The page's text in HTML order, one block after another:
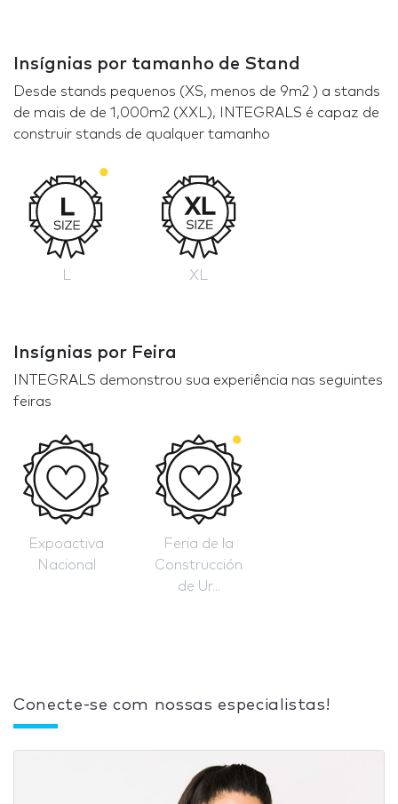
Insígnias por tamanho de Stand
Desde stands pequenos (XS, menos de 9m2 ) a stands
de mais de de 1,000m2 (XXL), INTEGRALS é capaz de
construir stands de qualquer tamanho
L XL
Insígnias por Feira
INTEGRALS demonstrou sua experiência nas seguintes
feiras
Expoactiva
Nacional
Feria de la
Construcción
de Ur...
Conecte-se com nossas especialistas!